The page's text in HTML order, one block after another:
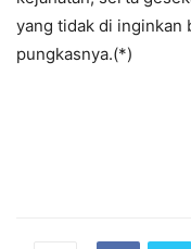
yang tidak di inginkan
pungkasnya.(*)